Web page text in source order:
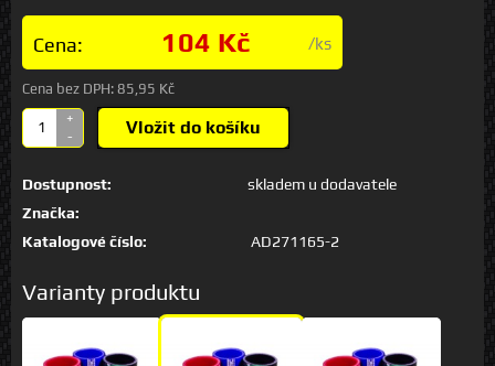
Cena: 104 Kč /ks
Cena bez DPH: 85,95 Kč
+
-
Vložit do košíku
Dostupnost:
skladem u dodavatele
Značka:
Katalogové číslo:
AD271165-2
Varianty produktu